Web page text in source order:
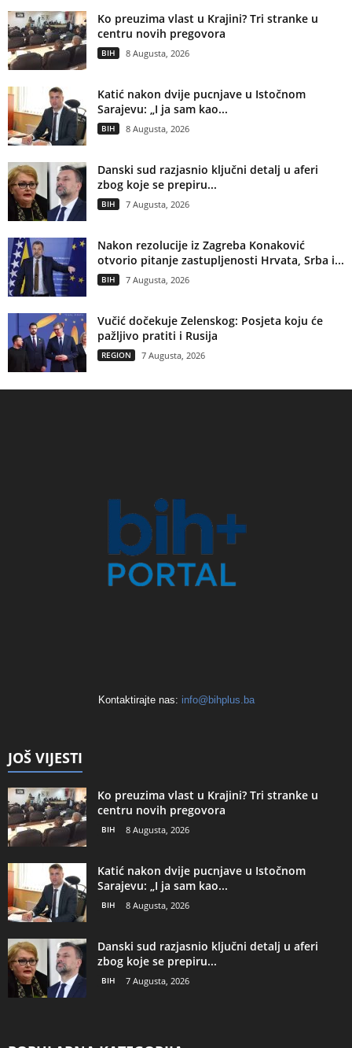
Ko preuzima vlast u Krajini? Tri stranke u
centru novih pregovora
BIH 8 Augusta, 2026
Katić nakon dvije pucnjave u Istočnom
Sarajevu: „I ja sam kao...
BIH 8 Augusta, 2026
Danski sud razjasnio ključni detalj u aferi
zbog koje se prepiru...
BIH 7 Augusta, 2026
Nakon rezolucije iz Zagreba Konaković
otvorio pitanje zastupljenosti Hrvata, Srba i...
BIH 7 Augusta, 2026
Vučić dočekuje Zelenskog: Posjeta koju će
pažljivo pratiti i Rusija
REGION 7 Augusta, 2026
Kontaktirajte nas: info@bihplus.ba
JOŠ VIJESTI
Ko preuzima vlast u Krajini? Tri stranke u
centru novih pregovora
BIH 8 Augusta, 2026
Katić nakon dvije pucnjave u Istočnom
Sarajevu: „I ja sam kao...
BIH 8 Augusta, 2026
Danski sud razjasnio ključni detalj u aferi
zbog koje se prepiru...
BIH 7 Augusta, 2026